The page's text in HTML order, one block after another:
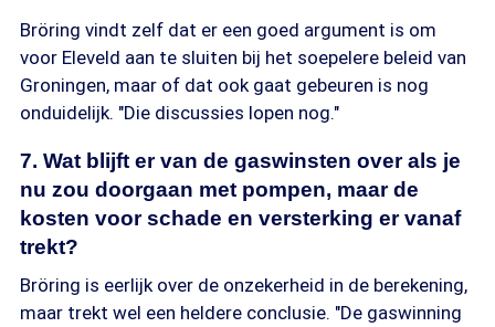
Bröring vindt zelf dat er een goed argument is om
voor Eleveld aan te sluiten bij het soepelere beleid van
Groningen, maar of dat ook gaat gebeuren is nog
onduidelijk. "Die discussies lopen nog."
7. Wat blijft er van de gaswinsten over als je
nu zou doorgaan met pompen, maar de
kosten voor schade en versterking er vanaf
trekt?
Bröring is eerlijk over de onzekerheid in de berekening,
maar trekt wel een heldere conclusie. "De gaswinning